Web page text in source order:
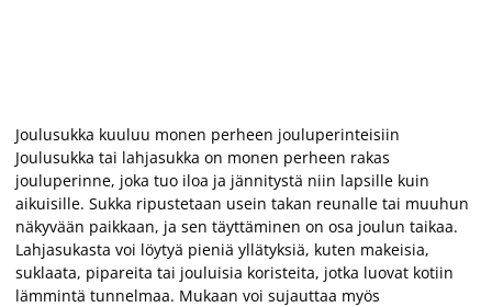
Joulusukka kuuluu monen perheen jouluperinteisiin
Joulusukka tai lahjasukka on monen perheen rakas
jouluperinne, joka tuo iloa ja jännitystä niin lapsille kuin
aikuisille. Sukka ripustetaan usein takan reunalle tai muuhun
näkyvään paikkaan, ja sen täyttäminen on osa joulun taikaa.
Lahjasukasta voi löytyä pieniä yllätyksiä, kuten makeisia,
suklaata, pipareita tai jouluisia koristeita, jotka luovat kotiin
lämmintä tunnelmaa. Mukaan voi sujauttaa myös